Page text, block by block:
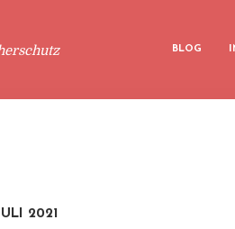
BLOG
2021